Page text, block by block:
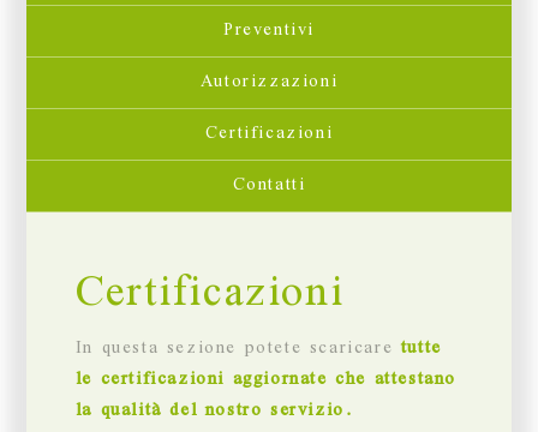
Preventivi
Autorizzazioni
Certificazioni
Contatti
Certificazioni
In questa sezione potete scaricaretutte
le certificazioni aggiornate che attestano
la qualità del nostro servizio.